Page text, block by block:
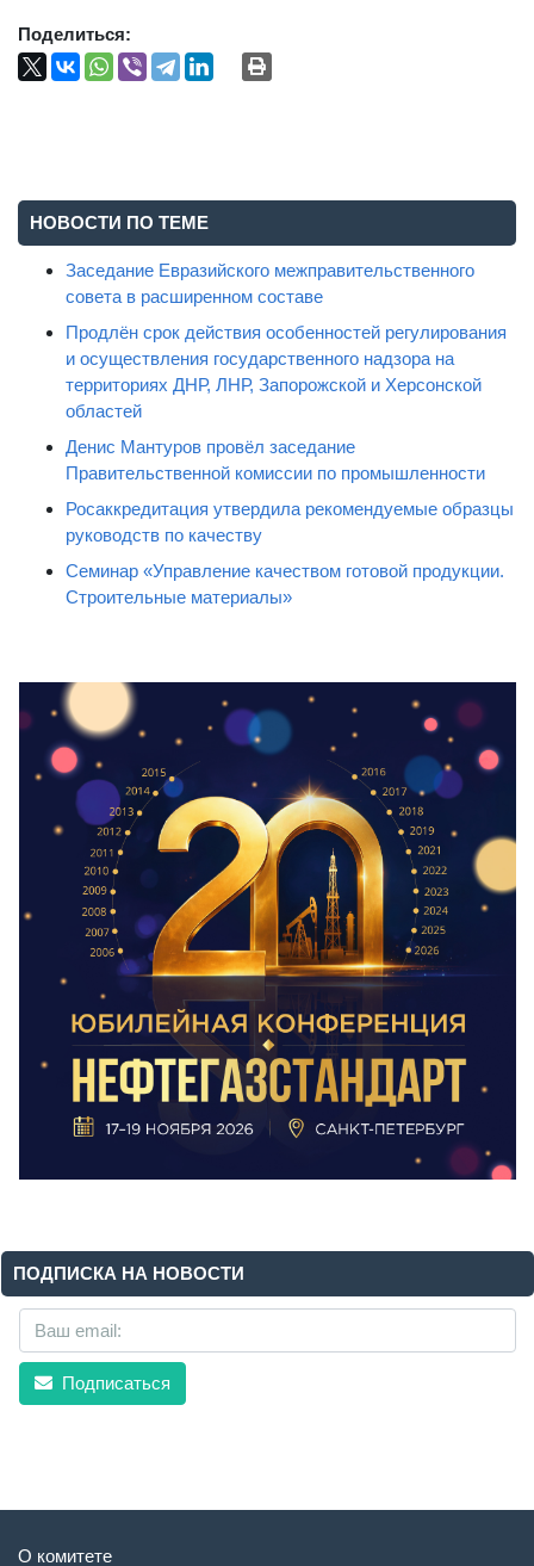
Поделиться:
НОВОСТИ ПО ТЕМЕ
Заседание Евразийского межправительственного
Продлён срок действия особенностей регулирования
и осуществления государственного надзора на
территориях ДНР, ЛНР, Запорожской и Херсонской
Денис Мантуров провёл заседание
Росаккредитация утвердила рекомендуемые образцы
Семинар «Управление качеством готовой продукции.
ПОДПИСКА НА НОВОСТИ
Подписаться